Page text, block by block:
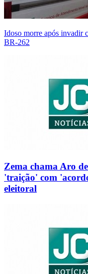
Idoso morre após invadir
BR-262
Zema chama Aro
'traição' com
eleitoral